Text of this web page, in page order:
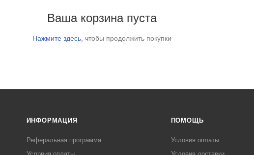
Ваша корзина пуста
Нажмите здесь, чтобы продолжить покупки
ИНФОРМАЦИЯ
Реферальная программа
ПОМОЩЬ
Условия оплаты